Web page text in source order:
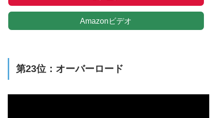
Amazonビデオ
第23位：オーバーロード